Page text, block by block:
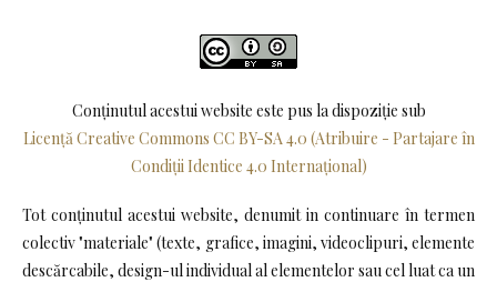
Conținutul acestui website este pus la dispoziţie sub
Licență Creative Commons CC BY-SA 4.0 (Atribuire - Partajare în
Condiții Identice 4.0 Internațional)
Tot conținutul acestui website, denumit in continuare în termen
colectiv "materiale" (texte, grafice, imagini, videoclipuri, elemente
descărcabile, design-ul individual al elementelor sau cel luat ca un